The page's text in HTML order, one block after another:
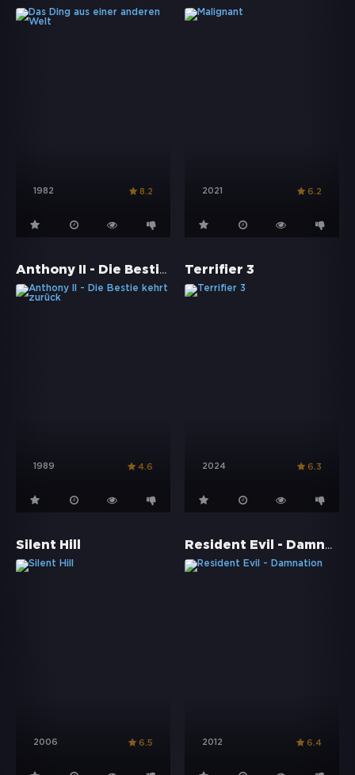
1982 8.2 2021 6.2
Anthony II - Die Bestie kehrt zurück
1989 4.6
Terrifier 3
2024 6.3
Silent Hill
2006 6.5
Resident Evil - Damnation
2012 6.4